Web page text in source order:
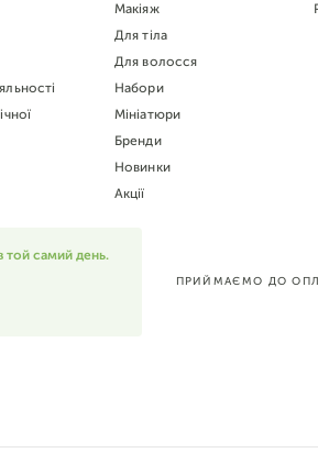
Макіяж
Для тіла
Для волосся
Набори
Мініатюри
Бренди
Новинки
Акції
той самий день.
ПРИЙМАЄМО ДО